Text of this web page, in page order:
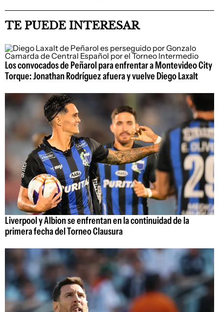
TE PUEDE INTERESAR
Los convocados de Peñarol para enfrentar a Montevideo City
Torque: Jonathan Rodríguez afuera y vuelve Diego Laxalt
Liverpool y Albion se enfrentan en la continuidad de la
primera fecha del Torneo Clausura